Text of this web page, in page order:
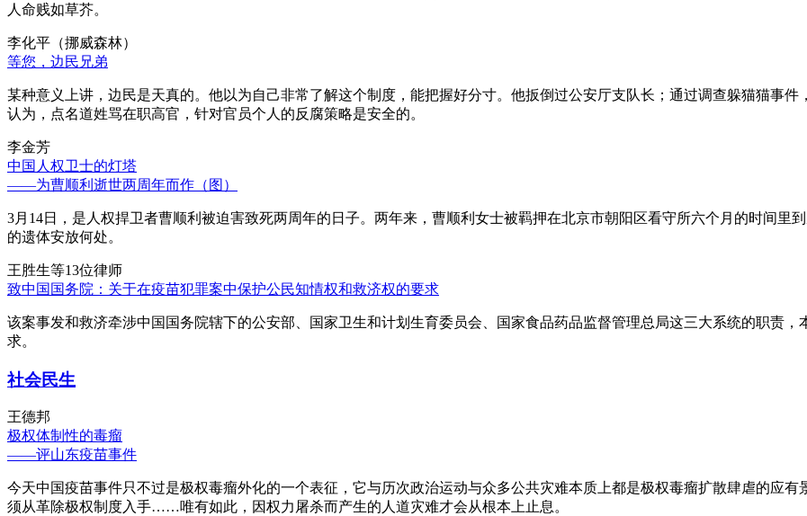
人命贱如草芥。
李化平（挪威森林）
等您，边民兄弟
某种意义上讲，边民是天真的。他以为自己非常了解这个制度，能把握好分寸。他扳倒过公安厅支队长；通过调查躲猫猫事
认为，点名道姓骂在职高官，针对官员个人的反腐策略是安全的。
李金芳
中国人权卫士的灯塔
——为曹顺利逝世两周年而作（图）
3月14日，是人权捍卫者曹顺利被迫害致死两周年的日子。两年来，曹顺利女士被羁押在北京市朝阳区看守所六个月的时间里
的遗体安放何处。
王胜生等13位律师
致中国国务院：关于在疫苗犯罪案中保护公民知情权和救济权的要求
该案事发和救济牵涉中国国务院辖下的公安部、国家卫生和计划生育委员会、国家食品药品监督管理总局这三大系统的职责
求。
社会民生
王德邦
极权体制性的毒瘤
——评山东疫苗事件
今天中国疫苗事件只不过是极权毒瘤外化的一个表征，它与历次政治运动与众多公共灾难本质上都是极权毒瘤扩散肆虐的应
须从革除极权制度入手……唯有如此，因权力屠杀而产生的人道灾难才会从根本上止息。